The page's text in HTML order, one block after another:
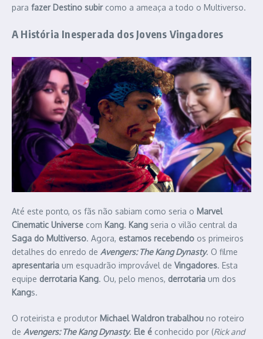
para fazer Destino subircomo a ameaça a todo o Multiverso.
A História Inesperada dos Jovens Vingadores
Até este ponto, os fãs não sabiam como seria o Marvel
Cinematic Universe com Kang. Kang seria o vilão central da
Saga do Multiverso. Agora, estamos recebendo os primeiros
detalhes do enredo de Avengers: The Kang Dynasty. O filme
apresentaria um esquadrão improvável de Vingadores. Esta
equipe derrotaria Kang. Ou, pelo menos, derrotaria um dos
Kangs.
O roteirista e produtor Michael Waldron trabalhou no roteiro
de Avengers: The Kang Dynasty. Ele é conhecido por (Rick and